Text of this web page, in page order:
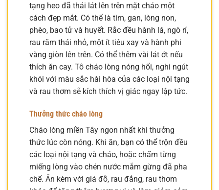
tạng heo đã thái lát lên trên mặt cháo một
cách đẹp mắt. Có thể là tim, gan, lòng non,
phèo, bao tử và huyết. Rắc đều hành lá, ngò rí,
rau răm thái nhỏ, một ít tiêu xay và hành phi
vàng giòn lên trên. Có thể thêm vài lát ớt nếu
thích ăn cay. Tô cháo lòng nóng hổi, nghi ngút
khói với màu sắc hài hòa của các loại nội tạng
và rau thơm sẽ kích thích vị giác ngay lập tức.
Thưởng thức cháo lòng
Cháo lòng miền Tây ngon nhất khi thưởng
thức lúc còn nóng. Khi ăn, bạn có thể trộn đều
các loại nội tạng và cháo, hoặc chấm từng
miếng lòng vào chén nước mắm gừng đã pha
chế. Ăn kèm với giá đỗ, rau đắng, rau thơm